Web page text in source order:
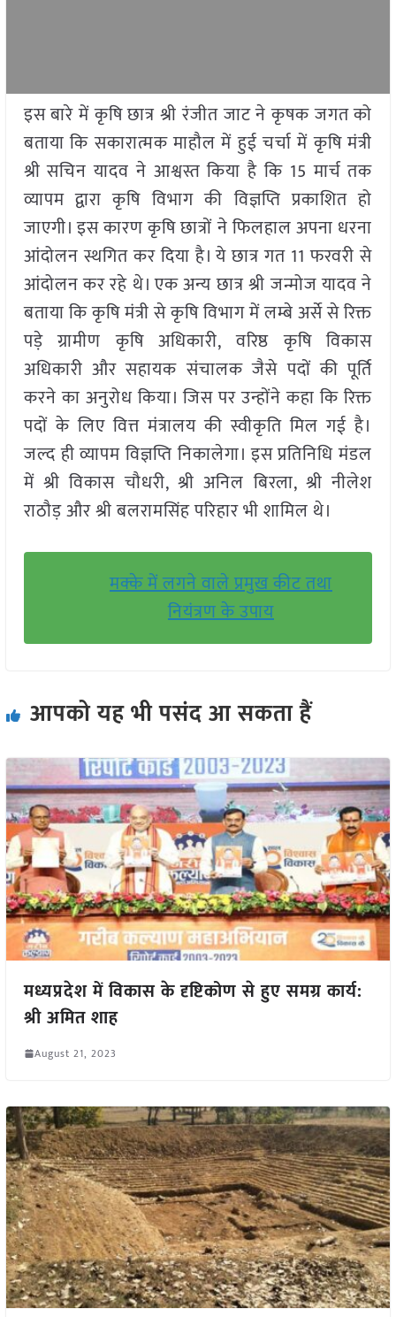
इस बारे में कृषि छात्र श्री रंजीत जाट ने कृषक जगत को
बताया कि सकारात्मक माहौल में हुई चर्चा में कृषि मंत्री
श्री सचिन यादव ने आश्वस्त किया है कि 15 मार्च तक
व्यापम द्वारा कृषि विभाग की विज्ञप्ति प्रकाशित हो
जाएगी। इस कारण कृषि छात्रों ने फिलहाल अपना धरना
आंदोलन स्थगित कर दिया है। ये छात्र गत 11 फरवरी से
आंदोलन कर रहे थे। एक अन्य छात्र श्री जन्मोज यादव ने
बताया कि कृषि मंत्री से कृषि विभाग में लम्बे अर्से से रिक्त
पड़े ग्रामीण कृषि अधिकारी, वरिष्ठ कृषि विकास
अधिकारी और सहायक संचालक जैसे पदों की पूर्ति
करने का अनुरोध किया। जिस पर उन्होंने कहा कि रिक्त
पदों के लिए वित्त मंत्रालय की स्वीकृति मिल गई है।
जल्द ही व्यापम विज्ञप्ति निकालेगा। इस प्रतिनिधि मंडल
में श्री विकास चौधरी, श्री अनिल बिरला, श्री नीलेश
राठौड़ और श्री बलरामसिंह परिहार भी शामिल थे।
मक्के में लगने वाले प्रमुख कीट तथा
नियंत्रण के उपाय
आपको यह भी पसंद आ सकता हैं
मध्यप्रदेश में विकास के दृष्टिकोण से हुए समग्र कार्य:
श्री अमित शाह
August 21, 2023